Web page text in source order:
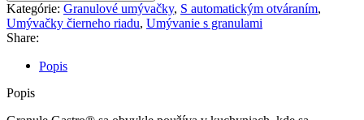
Kategórie: Granulové umývačky, S automatickým otváraním,
Umývačky čierneho riadu, Umývanie s granulami
Share:
Popis
Popis